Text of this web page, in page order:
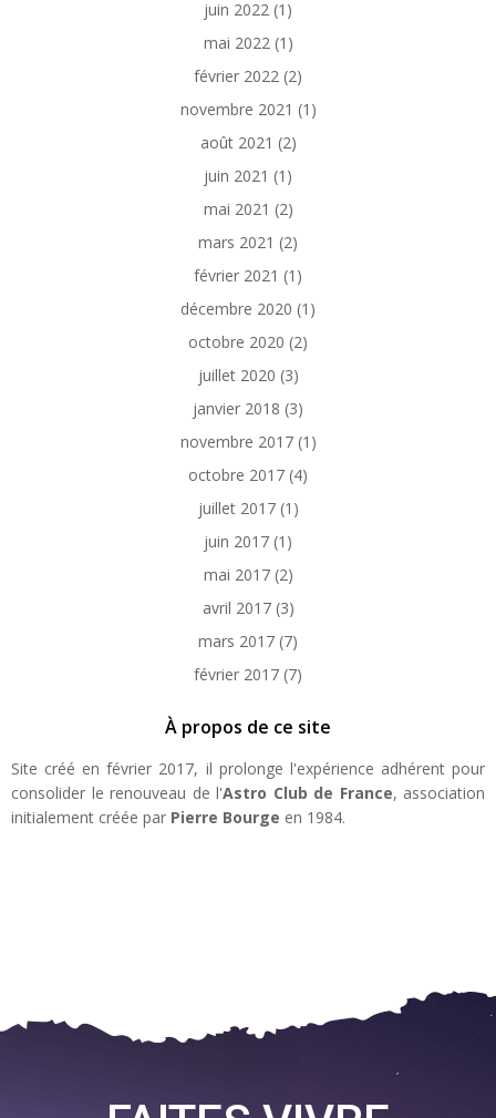
juin 2022 (1)
mai 2022(1)
février 2022 (2)
novembre 2021 (1)
août 2021 (2)
juin 2021 (1)
mai 2021 (2)
mars 2021 (2)
février 2021 (1)
décembre 2020 (1)
octobre 2020 (2)
juillet 2020 (3)
janvier 2018 (3)
novembre 2017(1)
octobre 2017 (4)
juillet 2017(1)
juin 2017 (1)
mai 2017(2)
avril 2017(3)
mars 2017 (7)
février 2017 (7)
À propos de ce site
Site créé en février 2017, il prolonge l'expérience adhérent pour
consolider le renouveau de l'Astro Club de France, association
initialement créée par Pierre Bourge en 1984.